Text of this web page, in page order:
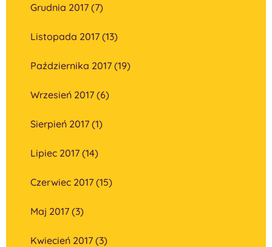
Grudnia 2017 (7)
Listopada 2017 (13)
Października 2017 (19)
Wrzesień 2017 (6)
Sierpień 2017 (1)
Lipiec 2017 (14)
Czerwiec 2017 (15)
Maj 2017 (3)
Kwiecień 2017 (3)